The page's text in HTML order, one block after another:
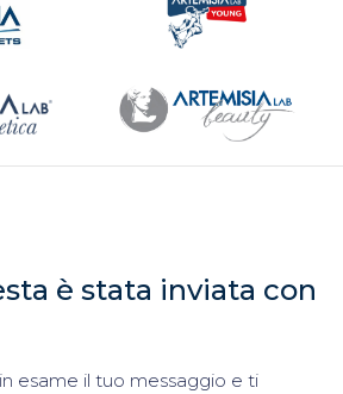
è stata inviata con
esame il tuo messaggio e ti